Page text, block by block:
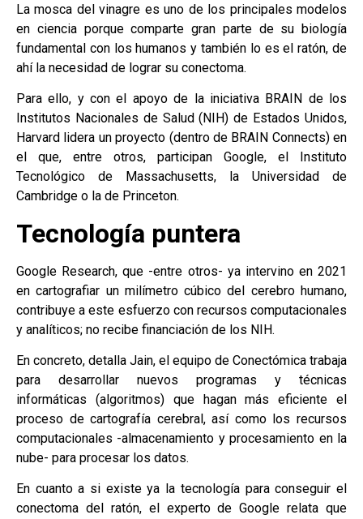
La mosca del vinagre es uno de los principales modelos
en ciencia porque comparte gran parte de su biología
fundamental con los humanos y también lo es el ratón, de
ahí la necesidad de lograr su conectoma.
Para ello, y con el apoyo de la iniciativa BRAIN de los
Institutos Nacionales de Salud (NIH) de Estados Unidos,
Harvard lidera un proyecto (dentro de BRAIN Connects) en
el que, entre otros, participan Google, el Instituto
Tecnológico de Massachusetts, la Universidad de
Cambridge o la de Princeton.
Tecnología puntera
Google Research, que -entre otros- ya intervino en 2021
en cartografiar un milímetro cúbico del cerebro humano,
contribuye a este esfuerzo con recursos computacionales
y analíticos; no recibe financiación de los NIH.
En concreto, detalla Jain, el equipo de Conectómica trabaja
para desarrollar nuevos programas y técnicas
informáticas (algoritmos) que hagan más eficiente el
proceso de cartografía cerebral, así como los recursos
computacionales -almacenamiento y procesamiento en la
nube- para procesar los datos.
En cuanto a si existe ya la tecnología para conseguir el
conectoma del ratón, el experto de Google relata que